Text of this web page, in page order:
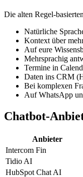
Die alten Regel-
Natürliche
Kontext über
Auf eure
Mehrsprachig
Termine in
Daten ins CRM
Bei komplexen
Auf WhatsApp
Chatbot-
Anbieter
Intercom Fin
Tidio AI
HubSpot Chat AI